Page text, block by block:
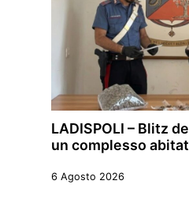
LADISPOLI – Blitz
un complesso
6 Agosto 2026